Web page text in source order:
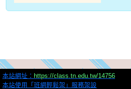
Over View
本站網址： https://class.tn.edu.tw/14756
本站使用「班網輕鬆架」服務架設